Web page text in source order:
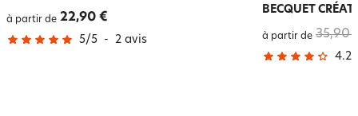
à partir de 22,90 €
5/5 - 2 avis
BECQUET
à partir de 35,90
4.2